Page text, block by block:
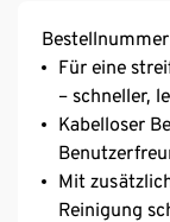
Für eine
– schneller,
Kabelloser
Mit
Reinigung